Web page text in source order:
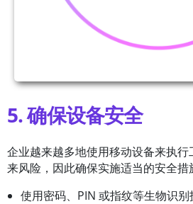
5. 确保设备安全
企业越来越多地使用移动设备来执
来风险，因此确保实施适当的安全措
使用密码、PIN 或指纹等生物识别